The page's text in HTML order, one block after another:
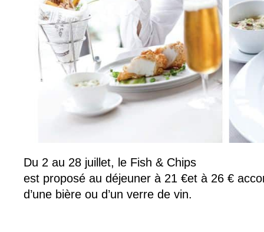
Du 2 au 28 juillet, le Fish & Chips
est proposé au déjeuner à 21 €et à 26 €
d’une bière ou d’un verre de vin.